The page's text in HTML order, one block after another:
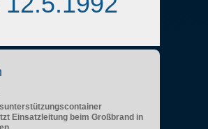
Einsatzleitung beim Großbrand in